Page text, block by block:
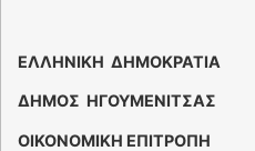
ΕΛΛΗΝΙΚΗ ΔΗΜΟΚΡΑΤΙΑ
ΔΗΜΟΣ ΗΓΟΥΜΕΝΙΤΣΑΣ
ΟΙΚΟΝΟΜΙΚΗ ΕΠΙΤΡΟΠΗ